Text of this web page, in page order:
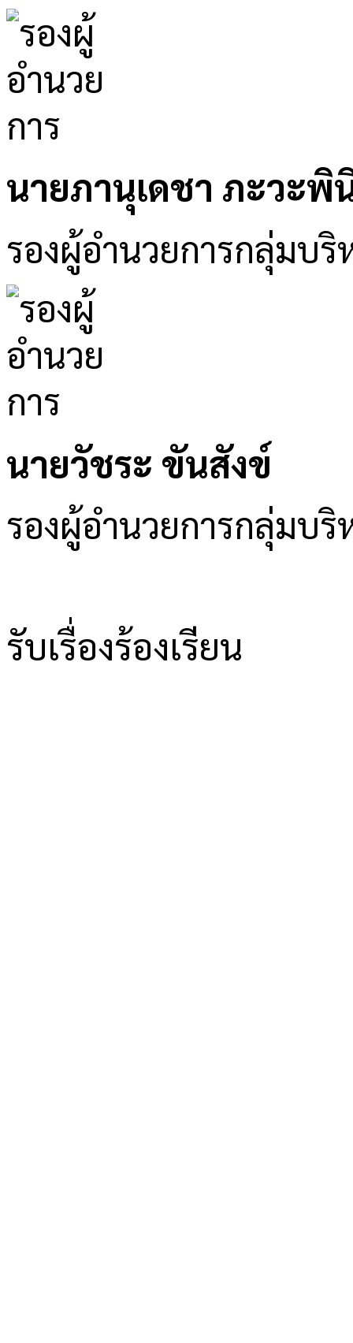
นายภานุเดชา ภะวะพิ
รองผู้อำนวยการกลุ่มบริ
นายวัชระ ขันสังข์
รองผู้อำนวยการกลุ่มบ
รับเรื่องร้องเรียน